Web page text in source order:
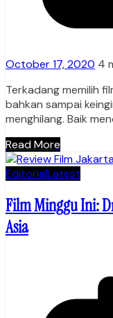
October 17, 2020 4
Terkadang memilih
bahkan sampai
menghilang. Baik
Read More
EditorialLatest
Film Minggu Ini:
Asia